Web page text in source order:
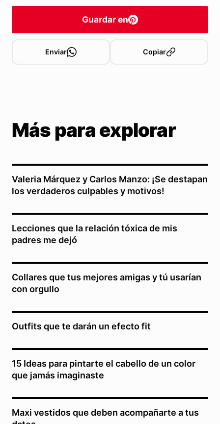
Guardar en
Enviar Copiar
Más para explorar
Valeria Márquez y Carlos Manzo: ¡Se destapan
los verdaderos culpables y motivos!
Lecciones que la relación tóxica de mis
padres me dejó
Collares que tus mejores amigas y tú usarían
con orgullo
Outfits que te darán un efecto fit
15 Ideas para pintarte el cabello de un color
que jamás imaginaste
Maxi vestidos que deben acompañarte a tus